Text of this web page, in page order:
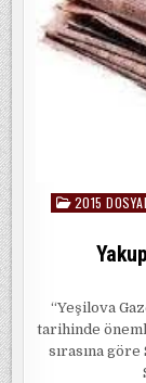
Posted
2015
“Yeşilova
tarihinde
sırasına